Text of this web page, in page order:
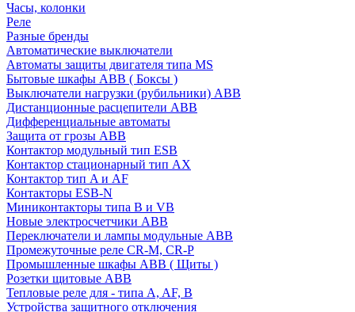
Часы, колонки
Реле
Разные бренды
Автоматические выключатели
Автоматы защиты двигателя типа MS
Бытовые шкафы ABB ( Боксы )
Выключатели нагрузки (рубильники) ABB
Дистанционные расцепители ABB
Дифференциальные автоматы
Защита от грозы ABB
Контактор модульный тип ESB
Контактор стационарный тип AX
Контактор тип A и AF
Контакторы ESB-N
Миниконтакторы типа B и VB
Новые электросчетчики ABB
Переключатели и лампы модульные ABB
Промежуточные реле CR-M, CR-P
Промышленные шкафы ABB ( Щиты )
Розетки щитовые ABB
Тепловые реле для - типа A, AF, B
Устройства защитного отключения